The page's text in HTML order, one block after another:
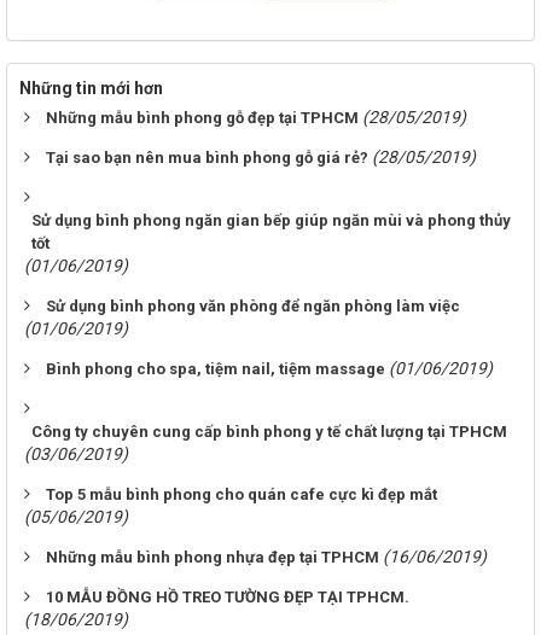
Những tin mới hơn
Những mẫu bình phong gỗ đẹp tại TPHCM (28/05/2019)
Tại sao bạn nên mua bình phong gỗ giá rẻ? (28/05/2019)
Sử dụng bình phong ngăn gian bếp giúp ngăn mùi và phong thủy
tốt
(01/06/2019)
Sử dụng bình phong văn phòng để ngăn phòng làm việc
(01/06/2019)
Bình phong cho spa, tiệm nail, tiệm massage (01/06/2019)
Công ty chuyên cung cấp bình phong y tế chất lượng tại TPHCM
(03/06/2019)
Top 5 mẫu bình phong cho quán cafe cực kì đẹp mắt
(05/06/2019)
Những mẫu bình phong nhựa đẹp tại TPHCM (16/06/2019)
10 MẪU ĐỒNG HỒ TREO TƯỜNG ĐẸP TẠI TPHCM.
(18/06/2019)